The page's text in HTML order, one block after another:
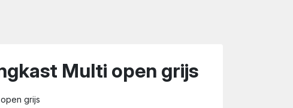
Zadels
Multi open grijs
grijs